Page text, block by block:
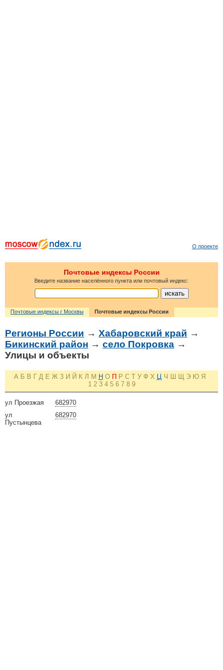
О проекте
Почтовые индексы России
Введите название населённого пункта или почтовый индекс:
Почтовые индексы г Москвы Почтовые индексы России
Регионы России → Хабаровский край →
Бикинский район → село Покровка →
Улицы и объекты
А Б В Г Д Е Ж З И Й К Л М Н О П Р С Т У Ф Х Ц Ч Ш Щ Э Ю Я
1 2 3 4 5 6 7 8 9
682970
ул Проезжая
682970
ул
Пустынцева